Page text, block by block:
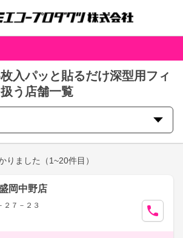
入パッと貼るだけ深型用フィ
う店舗一覧
りました （1~20件目）
岡中野店
２７－２３